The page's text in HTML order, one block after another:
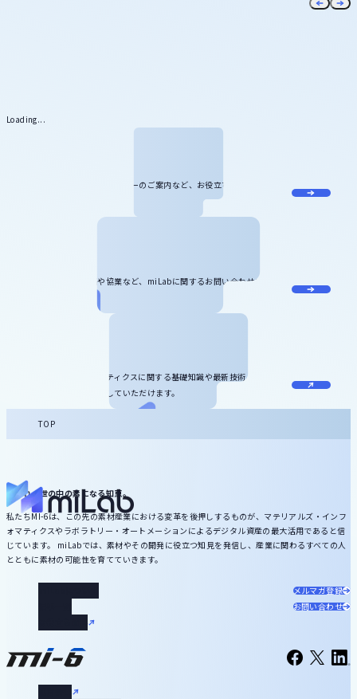
Loading...
miLabに関する最新情報やセミナーのご案内など、お役立ち情報をお届け
記事のリクエスト、寄稿や協業など、miLabに関するお問い合わせをお受
マテリアルズ・インフォマティクスに関する基礎知識や最新技術、サービ
ス情報などをダウンロードしていただけます。
TOP
いずれ、世の中の素になる知恵。
私たちMI-6は、この先の素材産業における変革を後押しするものが、マテリアルズ・インフ
ォマティクスやラボラトリー・オートメーションによるデジタル資産の最大活用であると信
じています。 miLabでは、素材やその開発に役立つ知見を発信し、産業に関わるすべての人
とともに素材の可能性を育てていきます。
お役立ち資料
メルマガ登録
お問い合わせ